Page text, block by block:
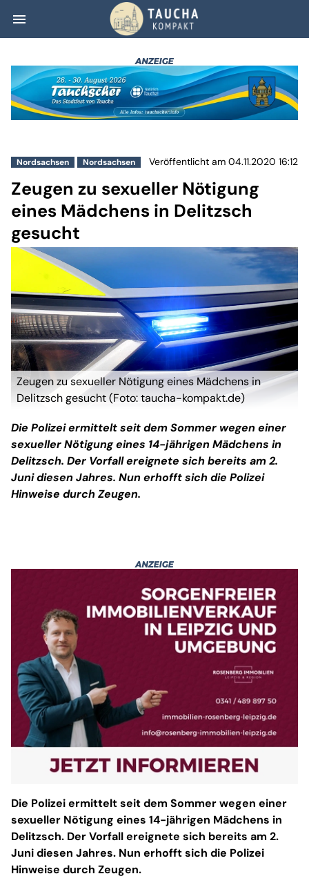
menu Zeugen zu
Nordsachsen Nordsachsen Veröffentlicht am 04.11.2020 16:12
Zeugen zu sexueller Nötigung
eines Mädchens in Delitzsch
gesucht
Zeugen zu sexueller Nötigung eines Mädchens in
Delitzsch gesucht (Foto: taucha-kompakt.de)
Die Polizei ermittelt seit dem Sommer wegen einer
sexueller Nötigung eines 14-jährigen Mädchens in
Delitzsch. Der Vorfall ereignete sich bereits am 2.
Juni diesen Jahres. Nun erhofft sich die Polizei
Hinweise durch Zeugen.
Die Polizei ermittelt seit dem Sommer wegen einer
sexueller Nötigung eines 14-jährigen Mädchens in
Delitzsch. Der Vorfall ereignete sich bereits am 2.
Juni diesen Jahres. Nun erhofft sich die Polizei
Hinweise durch Zeugen.